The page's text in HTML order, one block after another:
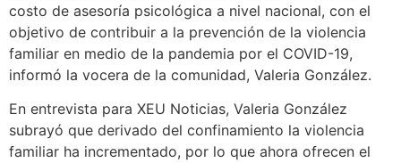
costo de asesoría psicológica a nivel nacional, con el
objetivo de contribuir a la prevención de la violencia
familiar en medio de la pandemia por el COVID-19,
informó la vocera de la comunidad, Valeria González.
En entrevista para XEU Noticias, Valeria González
subrayó que derivado del confinamiento la violencia
familiar ha incrementado, por lo que ahora ofrecen el